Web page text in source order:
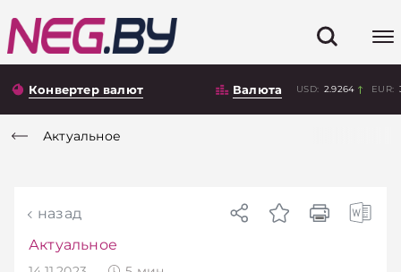
Конвертер валют Валюта USD: 2.9264 EUR:
Актуальное
назад
Актуальное